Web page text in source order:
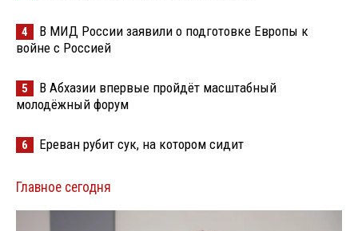
4
В МИД России заявили о подготовке Европы к
войне с Россией
5
В Абхазии впервые пройдёт масштабный
молодёжный форум
6 Ереван рубит сук, на котором сидит
Главное сегодня